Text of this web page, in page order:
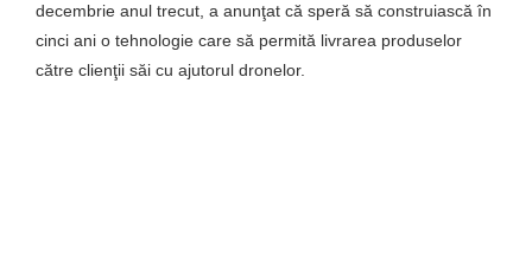
decembrie anul trecut, a anunţat că speră să construiască în
cinci ani o tehnologie care să permită livrarea produselor
către clienţii săi cu ajutorul dronelor.